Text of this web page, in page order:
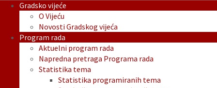
Gradsko vijeće
O Vijeću
Novosti Gradskog vijeća
Program rada
Aktuelni program rada
Napredna pretraga Programa rada
Statistika tema
Statistika programiranih tema